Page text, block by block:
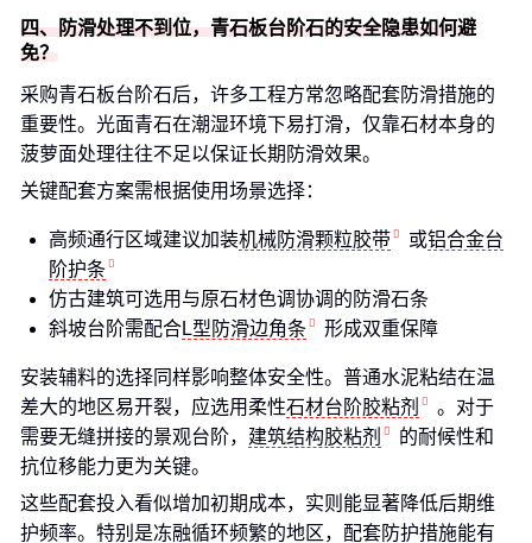
四、防滑处理不到位，青石板台阶石的安全隐患如何避
免？
采购青石板台阶石后，许多工程方常忽略配套防滑措施的
重要性。光面青石在潮湿环境下易打滑，仅靠石材本身的
菠萝面处理往往不足以保证长期防滑效果。
关键配套方案需根据使用场景选择：
高频通行区域建议加装机械防滑颗粒胶带 或铝合金台
阶护条
仿古建筑可选用与原石材色调协调的防滑石条
斜坡台阶需配合L型防滑边角条 形成双重保障
安装辅料的选择同样影响整体安全性。普通水泥粘结在温
差大的地区易开裂，应选用柔性石材台阶胶粘剂
。对于
需要无缝拼接的景观台阶， 建筑结构胶粘剂
的耐候性和
抗位移能力更为关键。
这些配套投入看似增加初期成本，实则能显著降低后期维
护频率。特别是冻融循环频繁的地区，配套防护措施能有